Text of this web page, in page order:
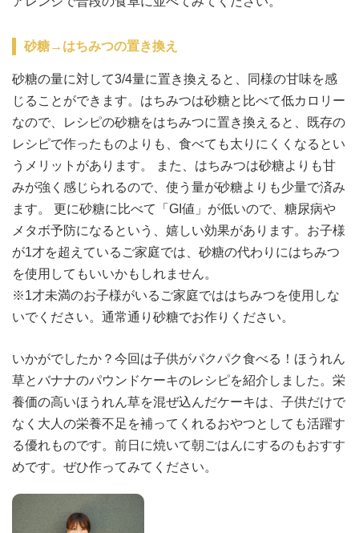
砂糖→はちみつの置き換え
砂糖の量に対して3/4量に置き換えると、同様の甘味を感
じることができます。はちみつは砂糖と比べて低カロリー
なので、レシピの砂糖をはちみつに置き換えると、既存の
レシピで作ったものよりも、食べても太りにくくなるとい
うメリットがあります。 また、はちみつは砂糖よりも甘
みが強く感じられるので、使う量が砂糖よりも少量で済み
ます。 更に砂糖に比べて「GI値」が低いので、糖尿病や
メタボ予防になるという、嬉しい効果があります。お子様
が1才を超えているご家庭では、砂糖の代わりにはちみつ
を使用してもいいかもしれません。
※1才未満のお子様がいるご家庭でははちみつを使用しな
いでください。通常通り砂糖でお作りください。
いかがでしたか？今回は子供がパクパク食べる！ほうれん
草とバナナのパウンドケーキのレシピを紹介しました。栄
養価の高いほうれん草を混ぜ込んだケーキは、子供だけで
なく大人の栄養不足を補ってくれるおやつとしても活躍す
る優れものです。前日に焼いて朝ごはんにするのもおすす
めです。ぜひ作ってみてください。